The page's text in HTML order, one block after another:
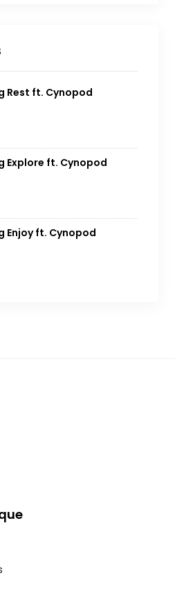
Rest ft. Cynopod
Explore ft. Cynopod
Enjoy ft. Cynopod